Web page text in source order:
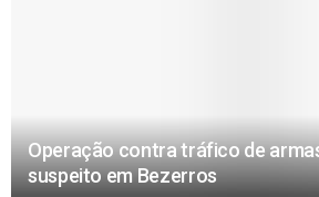
Operação contra tráfico de
suspeito em Bezerros